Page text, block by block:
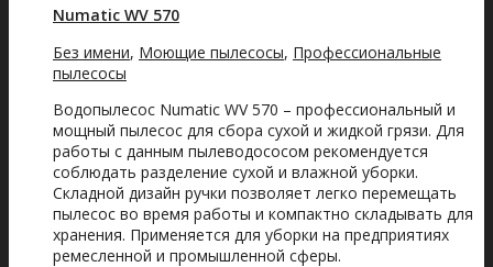
Numatic WV 570
Без имени, Моющие пылесосы, Профессиональные
пылесосы
Водопылесос Numatic WV 570 – профессиональный и
мощный пылесос для сбора сухой и жидкой грязи. Для
работы с данным пылеводососом рекомендуется
соблюдать разделение сухой и влажной уборки.
Складной дизайн ручки позволяет легко перемещать
пылесос во время работы и компактно складывать для
хранения. Применяется для уборки на предприятиях
ремесленной и промышленной сферы.